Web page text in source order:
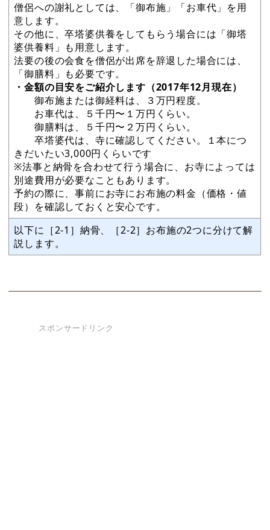
僧侶への謝礼としては、「御布施」「お車代」を用
意します。
その他に、卒塔婆供養をしてもらう場合には「御塔
婆供養料」も用意します。
法要の後の会食を僧侶が出席を辞退した場合には、
「御膳料」も必要です。
・金額の目安をご紹介します（2017年12月現在）
御布施または御経料は、３万円程度。
お車代は、５千円〜１万円くらい。
御膳料は、５千円〜２万円くらい。
卒塔婆代は、寺に確認してください。１本につ
きだいたい3,000円くらいです
※法事と納骨を合わせて行う場合に、お寺によっては
別途費用が必要なこともあります。
予約の際に、事前にお寺にお布施の料金（価格・値
段）を確認しておくと安心です。
以下に［2-1］納骨、［2-2］お布施の2つに分けて解
説します。
スポンサードリンク